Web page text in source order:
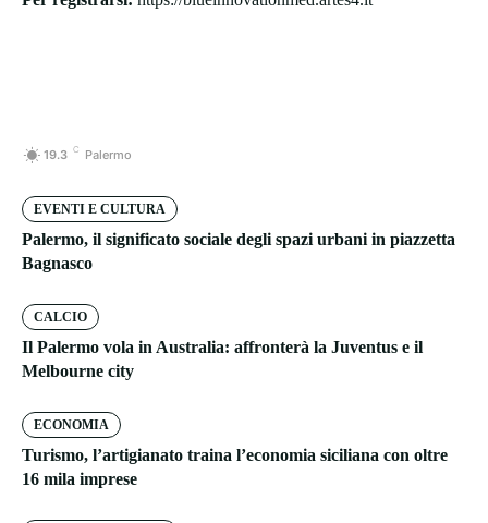
19.3 C Palermo
EVENTI E CULTURA
Palermo, il significato sociale degli spazi urbani in piazzetta
Bagnasco
CALCIO
Il Palermo vola in Australia: affronterà la Juventus e il
Melbourne city
ECONOMIA
Turismo, l’artigianato traina l’economia siciliana con oltre
16 mila imprese